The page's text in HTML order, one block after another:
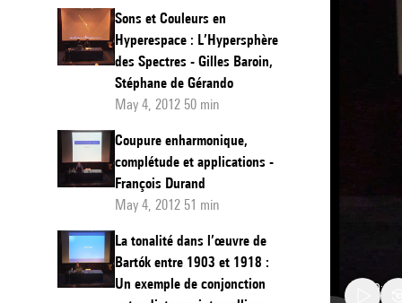
Sons et Couleurs en
Hyperespace : L’Hypersphère
des Spectres - Gilles Baroin,
Stéphane de Gérando
May 4, 2012 50 min
Coupure enharmonique,
complétude et applications -
François Durand
May 4, 2012 51 min
La tonalité dans l’œuvre de
Bartók entre 1903 et 1918 :
Un exemple de conjonction